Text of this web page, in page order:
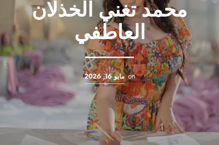
محمد تغني الخذلان
العاطفي
on مايو 16, 2026